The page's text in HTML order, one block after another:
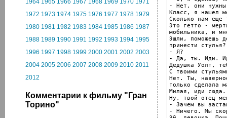
1964 1965 1966 1967 1968 1969 1970 1971
1972 1973 1974 1975 1976 1977 1978 1979
1980 1981 1982 1983 1984 1985 1986 1987
1988 1989 1990 1991 1992 1993 1994 1995
1996 1997 1998 1999 2000 2001 2002 2003
2004 2005 2006 2007 2008 2009 2010 2011
2012
Комментарии к фильму "Гран
Торино"
- Нет, они
Класс, я нашел
Сколько нам еще
Это гетто -
мобильника, и
Эшли, поможешь
принести стулья?
- Я?
- Да, ты. Иди.
Дедушка Уолт,
С твоими
Нет. Ты,
только сделала
Милая, иди сюда.
Ну, твой отец
- Зачем вы
- Ничего. Мы